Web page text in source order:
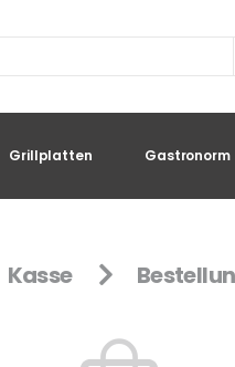
Grillplatten Gastronorm
Kasse